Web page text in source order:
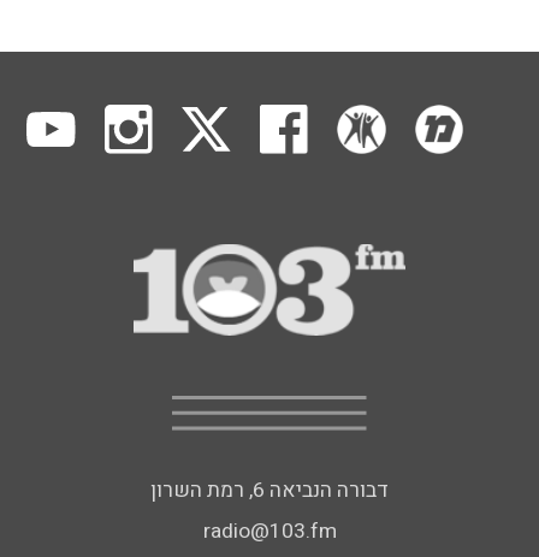
דבורה הנביאה 6, רמת השרון
radio@103.fm